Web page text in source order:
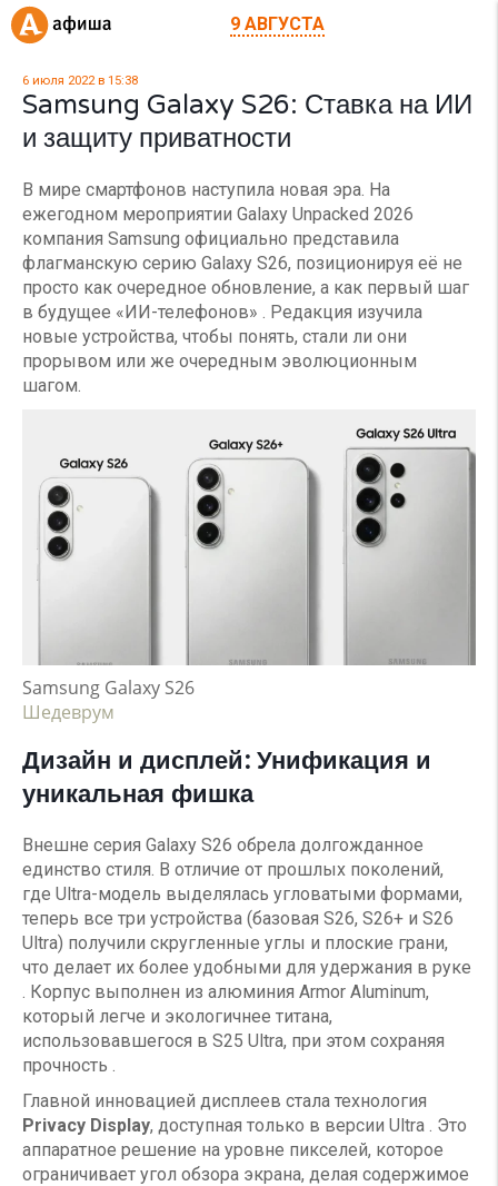
9 АВГУСТА
6 июля 2022 в 15:38
Samsung Galaxy S26: Ставка на ИИ
и защиту приватности
В мире смартфонов наступила новая эра. На
ежегодном мероприятии Galaxy Unpacked 2026
компания Samsung официально представила
флагманскую серию Galaxy S26, позиционируя её не
просто как очередное обновление, а как первый шаг
в будущее «ИИ-телефонов» . Редакция изучила
новые устройства, чтобы понять, стали ли они
прорывом или же очередным эволюционным
шагом.
Samsung Galaxy S26
Шедеврум
Дизайн и дисплей: Унификация и
уникальная фишка
Внешне серия Galaxy S26 обрела долгожданное
единство стиля. В отличие от прошлых поколений,
где Ultra-модель выделялась угловатыми формами,
теперь все три устройства (базовая S26, S26+ и S26
Ultra) получили скругленные углы и плоские грани,
что делает их более удобными для удержания в руке
. Корпус выполнен из алюминия Armor Aluminum,
который легче и экологичнее титана,
использовавшегося в S25 Ultra, при этом сохраняя
прочность .
Главной инновацией дисплеев стала технология
Privacy Display, доступная только в версии Ultra . Это
аппаратное решение на уровне пикселей, которое
ограничивает угол обзора экрана, делая содержимое